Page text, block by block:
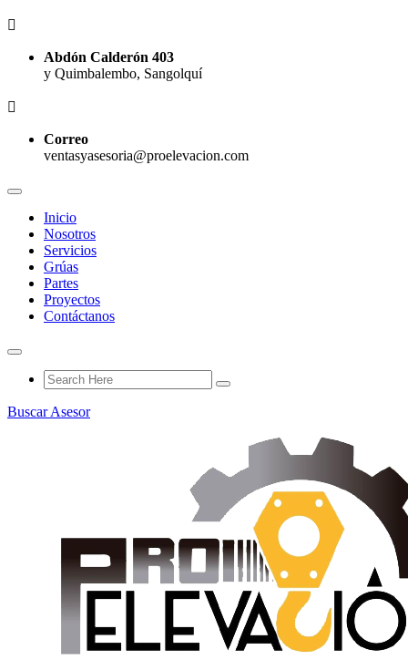
Abdón Calderón 403
y Quimbalembo, Sangolquí
Correo
ventasyasesoria@proelevacion.com
Inicio
Nosotros
Servicios
Grúas
Partes
Proyectos
Contáctanos
Buscar Asesor